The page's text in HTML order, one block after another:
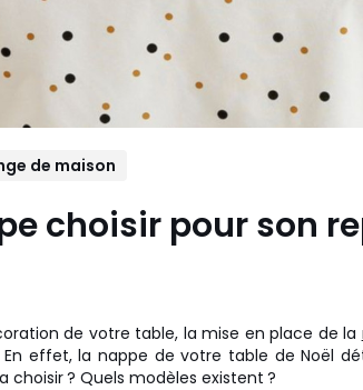
de maison
choisir pour son
de votre table, la mise en place de la
effet, la nappe de votre table de Noël
? Quels modèles existent ?